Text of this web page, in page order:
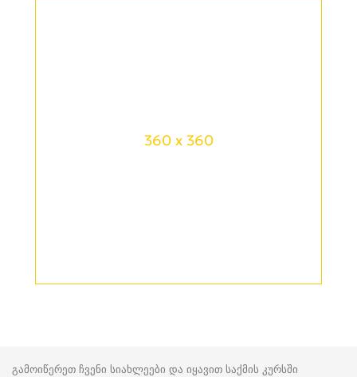
360 x 360
გამოიწერეთ ჩვენი სიახლეები და იყავით საქმის კურსში